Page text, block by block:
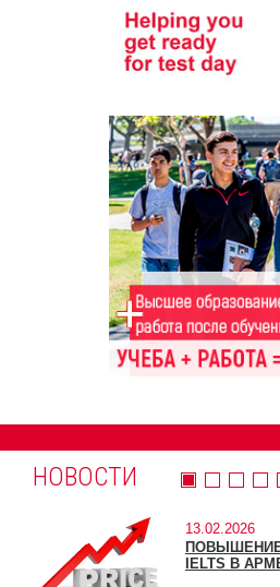
НОВОСТИ
13.02.2026
IELTS В